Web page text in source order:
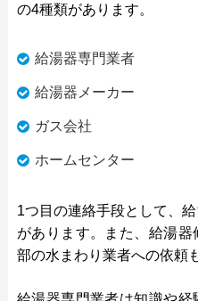
の4種類があります。
給湯器専門業者
給湯器メーカー
ガス会社
ホームセンター
1つ目の連絡手段として、
があります。また、給湯
部の水まわり業者への依頼